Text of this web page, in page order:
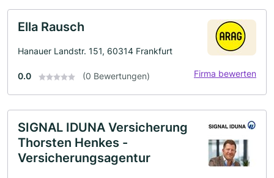
Ella Rausch
Hanauer Landstr. 151, 60314 Frankfurt
0.0 (0 Bewertungen) Firma bewerten
SIGNAL IDUNA Versicherung
Thorsten Henkes -
Versicherungsagentur